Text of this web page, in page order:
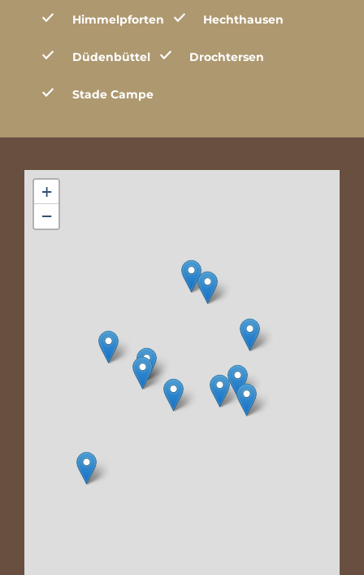
Himmelpforten Hechthausen
Düdenbüttel Drochtersen
Stade Campe
+
−